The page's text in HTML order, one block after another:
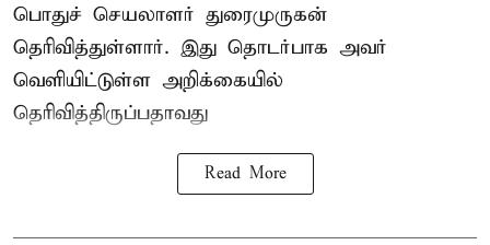
பொதுச் செயலாளர் துரைமுருகன்
தெரிவித்துள்ளார். இது தொடர்பாக அவர்
வெளியிட்டுள்ள அறிக்கையில்
தெரிவித்திருப்பதாவது
Read More